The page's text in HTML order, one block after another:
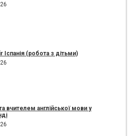
Іспанія (робота з дітьми)
вчителем англійської мови у